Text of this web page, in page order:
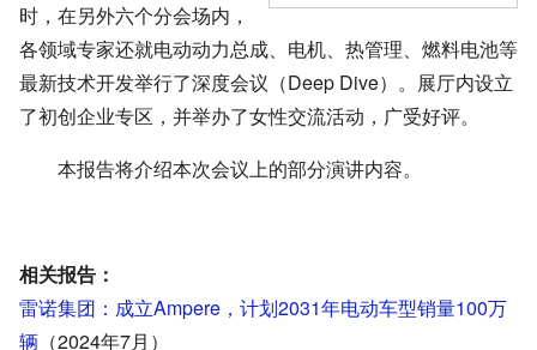
时，在另外六个分会场内，
各领域专家还就电动动力总成、电机、热管理、燃料电池等
最新技术开发举行了深度会议（Deep Dive）。展厅内设立
了初创企业专区，并举办了女性交流活动，广受好评。
本报告将介绍本次会议上的部分演讲内容。
相关报告：
雷诺集团：成立Ampere，计划2031年电动车型销量100万
辆 （2024年7月）